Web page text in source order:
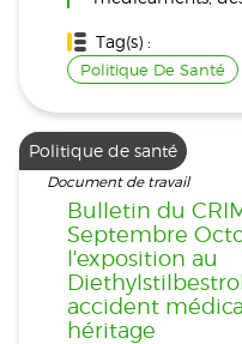
Tag(s) :
Politique De Santé
Politique de santé
Document de travail
Bulletin du CRIM
Septembre
l'exposition au
accident
héritage